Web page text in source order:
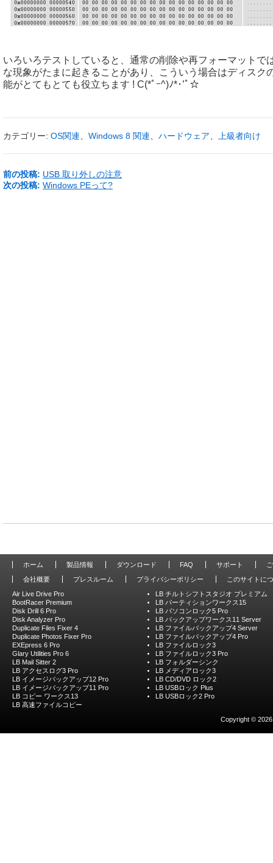
いろいろテストしていると、通常の削除や再フォーマットで
な現象がたまに起きることがあり、こういう場合はディスク
能がとてもとても役立ちます ! C(*ﾟｰ^)ﾉ*･’ﾟ☆
カテゴリー: OS関連 Windows 8 関連 ハードウェア 上級者向け
前の投稿: USB 取り外しの注意
次の投稿: Windows PEって?
ホーム 製品情報 ダウンロード FAQ サポート
会社概要
プレスルーム プライバシーポリシー
このサイトに
Air Live Drive Pro
BootRacer Premium
Disk Drill 6 Pro
Disk Analyzer Pro
Duplicate Files Fixer 4
Duplicate Photos Fixer Pro
EXEpress 6 Pro
Glary Utilities Pro 6
LB Mail Sitter 2
LB アクセスログ3 Pro
LB イメージバックアップ12 Pro
LB イメージバックアップ11 Pro
LB コピー ワークス13
LB 高速ファイルコピー
LB チルトシフトスタジオ プレミアム
LB パーティションワークス15
LB パソコンロック5 Pro
LB バックアップワークス11 Server
LB ファイルバックアップ4 Server
LB ファイルバックアップ4 Pro
LB ファイルロック3
LB ファイルロック3 Pro
LB フォルダーシンク
LB メディアロック3
LB CD/DVD ロック2
LB USBロック Plus
LB USBロック2 Pro
Copyright ©